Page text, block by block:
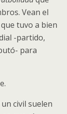
Vean el
tuvo a bien
-partido,
para
civil suelen